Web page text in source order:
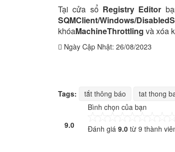
Tại cửa sổ Registry Editor
SQMClient/Windows/
khóaMachineThrottling và xóa
Ngày Cập Nhật: 26/08/2023
Tags: tắt thông báo tat thong
9.0
Bình chọn của bạn
Đánh giá 9.0 từ 9 thành